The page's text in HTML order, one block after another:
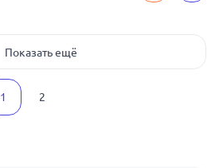
Показать ещё
1 2